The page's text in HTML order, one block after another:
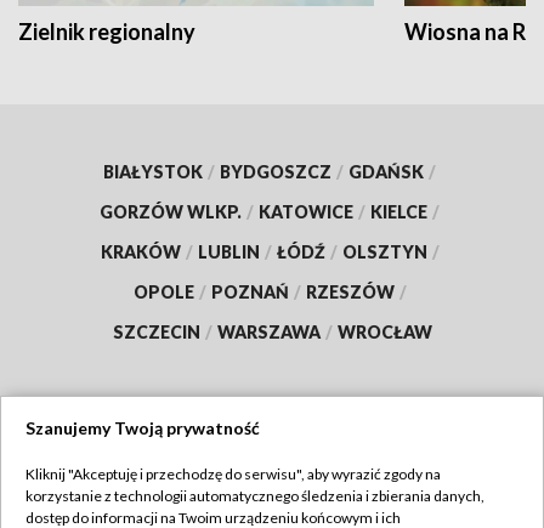
Zielnik regionalny Wiosna na
BIAŁYSTOK / BYDGOSZCZ / GDAŃSK /
GORZÓW WLKP. / KATOWICE / KIELCE /
KRAKÓW / LUBLIN / ŁÓDŹ / OLSZTYN /
OPOLE / POZNAŃ / RZESZÓW /
SZCZECIN / WARSZAWA / WROCŁAW
TVP
Szanujemy Twoją prywatność
Kliknij "Akceptuję i przechodzę do serwisu", aby wyrazić zgody na
korzystanie z technologii automatycznego śledzenia i zbierania danych,
dostęp do informacji na Twoim urządzeniu końcowym i ich